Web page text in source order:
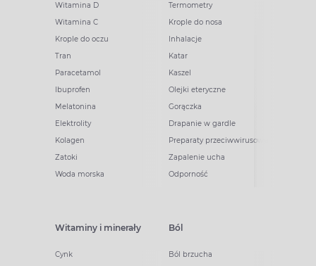
Witamina D
Witamina C
Krople do oczu
Tran
Paracetamol
Ibuprofen
Melatonina
Elektrolity
Kolagen
Zatoki
Woda morska
Termometry
Krople do nosa
Inhalacje
Katar
Kaszel
Olejki eteryczne
Gorączka
Drapanie w gardle
Preparaty przeciwwirusowe
Zapalenie ucha
Odporność
Witaminy i minerały
Cynk
Ból
Ból brzucha